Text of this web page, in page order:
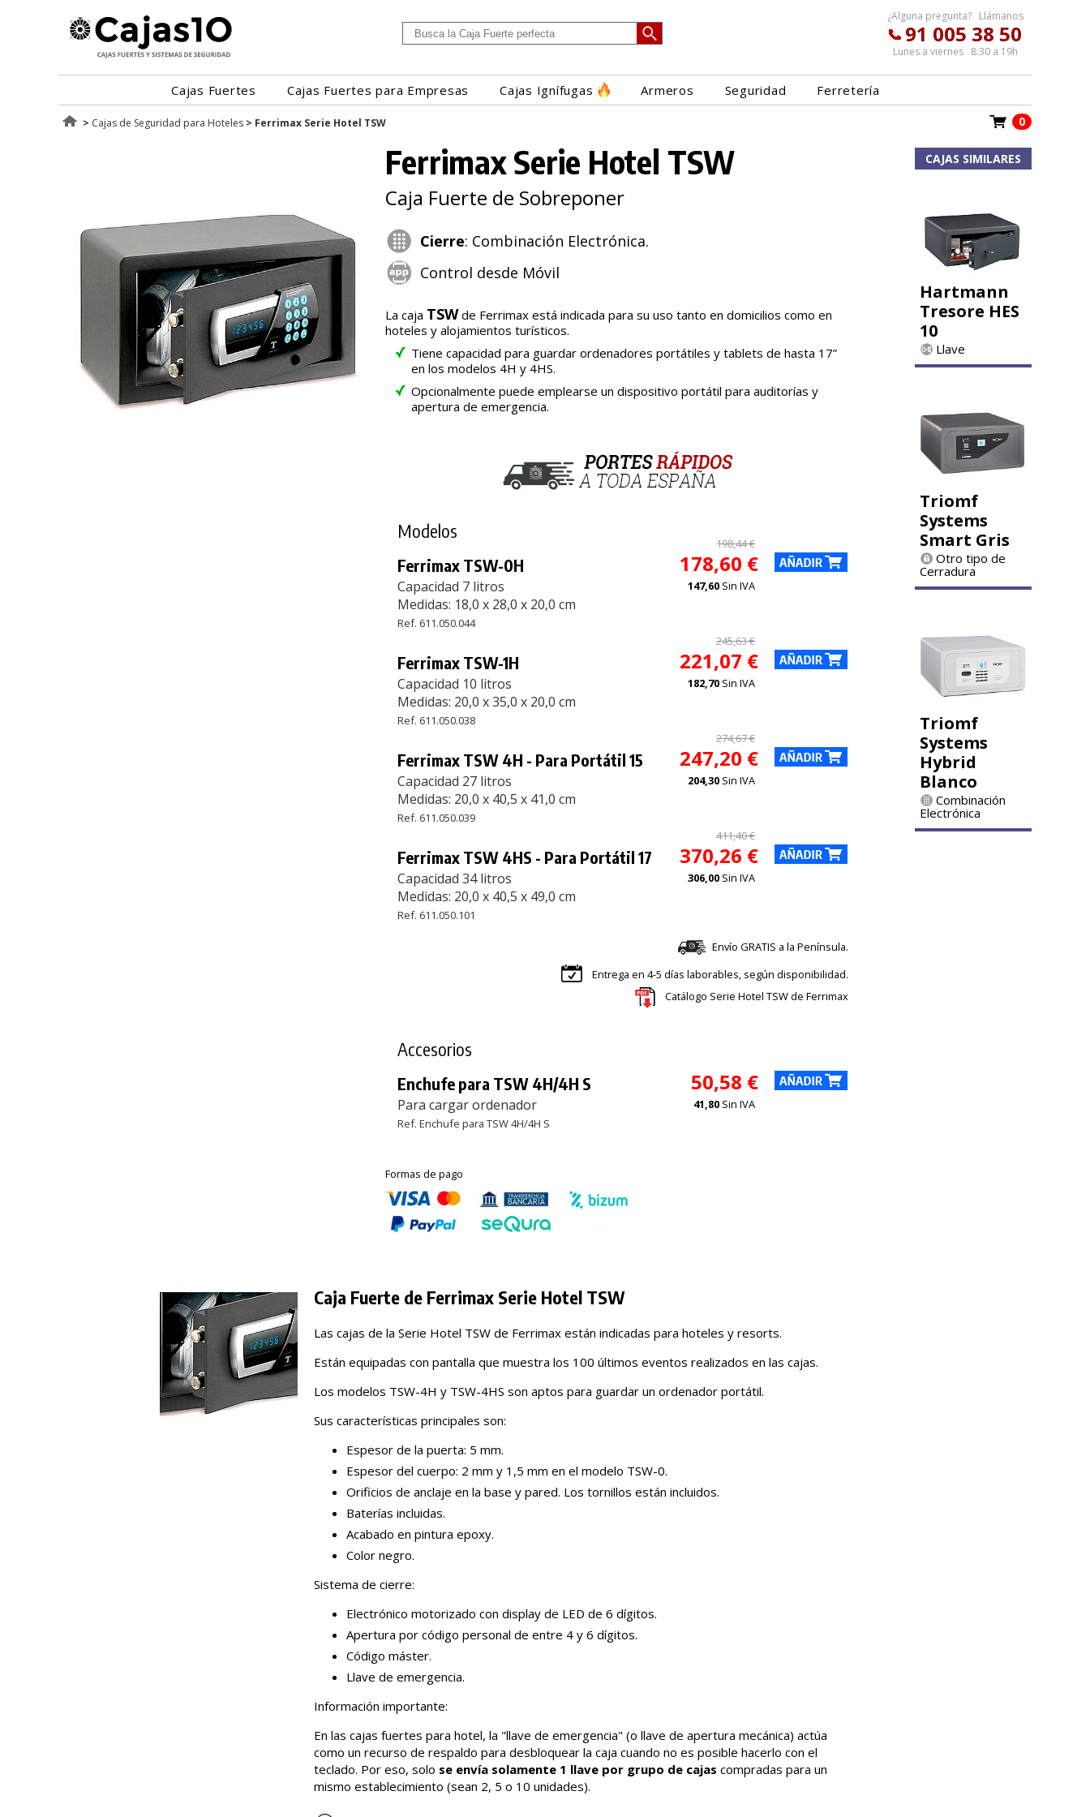
¿Alguna pregunta? Llámanos
91 005 38 50
Lunes a viernes 8:30 a 19h
Cajas Fuertes Cajas Fuertes para Empresas Cajas Ignífugas Armeros Seguridad Ferretería
> Cajas de Seguridad para Hoteles > Ferrimax Serie Hotel TSW 0
Ferrimax Serie Hotel TSW
Caja Fuerte de Sobreponer
Cierre: Combinación Electrónica.
Control desde Móvil
La caja TSWde Ferrimax está indicada para su uso tanto en domicilios como en
hoteles y alojamientos turísticos.
Tiene capacidad para guardar ordenadores portátiles y tablets de hasta 17”
en los modelos 4H y 4HS.
Opcionalmente puede emplearse un dispositivo portátil para auditorías y
apertura de emergencia.
Modelos
Ferrimax TSW-0H
Capacidad 7 litros
Medidas: 18,0 x 28,0 x 20,0 cm
Ref. 611.050.044
198,44 €
178,60 €
147,60 Sin IVA
Ferrimax TSW-1H
Capacidad 10 litros
Medidas: 20,0 x 35,0 x 20,0 cm
Ref. 611.050.038
245,63 €
221,07 €
182,70 Sin IVA
Ferrimax TSW 4H - Para Portátil 15
Capacidad 27 litros
Medidas: 20,0 x 40,5 x 41,0 cm
Ref. 611.050.039
274,67 €
247,20 €
204,30 Sin IVA
Ferrimax TSW 4HS - Para Portátil 17
Capacidad 34 litros
Medidas: 20,0 x 40,5 x 49,0 cm
Ref. 611.050.101
411,40 €
370,26 €
306,00 Sin IVA
Envío GRATIS a la Península.
Entrega en 4-5 días laborables, según disponibilidad.
Catálogo Serie Hotel TSW de Ferrimax
Accesorios
Enchufe para TSW 4H/4H S
Para cargar ordenador
Ref. Enchufe para TSW 4H/4H S
50,58 €
41,80 Sin IVA
Formas de pago
Caja Fuerte de Ferrimax Serie Hotel TSW
Las cajas de la Serie Hotel TSW de Ferrimax están indicadas para hoteles y resorts.
Están equipadas con pantalla que muestra los 100 últimos eventos realizados en las cajas.
Los modelos TSW-4H y TSW-4HS son aptos para guardar un ordenador portátil.
Sus características principales son:
Espesor de la puerta: 5 mm.
Espesor del cuerpo: 2 mm y 1,5 mm en el modelo TSW-0.
Orificios de anclaje en la base y pared. Los tornillos están incluidos.
Baterías incluidas.
Acabado en pintura epoxy.
Color negro.
Sistema de cierre:
Electrónico motorizado con display de LED de 6 dígitos.
Apertura por código personal de entre 4 y 6 dígitos.
Código máster.
Llave de emergencia.
Información importante:
En las cajas fuertes para hotel, la "llave de emergencia" (o llave de apertura mecánica) actúa
como un recurso de respaldo para desbloquear la caja cuando no es posible hacerlo con el
teclado. Por eso, solo se envía solamente 1 llave por grupo de cajas compradas para un
mismo establecimiento (sean 2, 5 o 10 unidades).
CAJAS SIMILARES
Hartmann
Tresore HES
10
Llave
Triomf
Systems
Smart Gris
Otro tipo de
Cerradura
Triomf
Systems
Hybrid
Blanco
Combinación
Electrónica